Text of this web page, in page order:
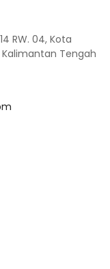
RW. 04, Kota
Tengah